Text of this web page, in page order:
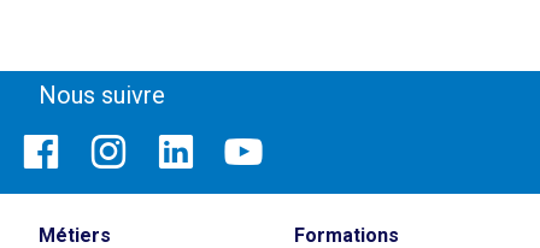
Nous suivre
Métiers
Formations